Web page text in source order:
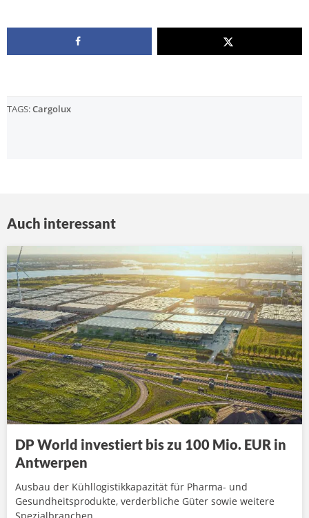
TAGS:Cargolux
Auch interessant
DP World investiert bis zu 100 Mio. EUR in
Antwerpen
Ausbau der Kühllogistikkapazität für Pharma- und
Gesundheitsprodukte, verderbliche Güter sowie weitere